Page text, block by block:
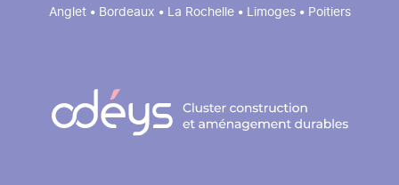
Anglet • Bordeaux • La Rochelle • Limoges • Poitiers